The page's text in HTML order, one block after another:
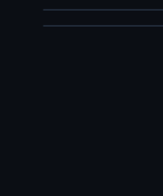
2026-07-03
2026/大陆